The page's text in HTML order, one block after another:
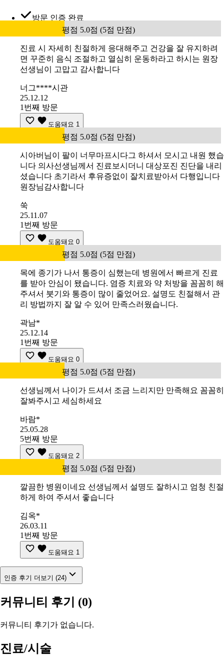
방문 인증 완료
평점 5.0점 (5점 만점)
진료 시 자세히 친절하게 응대해주고 건강을 잘 유지하려
면 꾸준히 음식 조절하고 열심히 운동하라고 하시는 원장
선생님이 고맙고 감사합니다
너그****시관
25.12.12
1번째 방문
도움돼요 1
평점 5.0점 (5점 만점)
시아버님이 팔이 너무마프시다그 하셔서 모시고 내원 했습
니다 의사선생님께서 진료보시더니 대상포진 진단을 내리
셨습니다 초기라서 후유증없이 잘치료받아서 다행입니다
원장님감사합니다
쑥
25.11.07
1번째 방문
도움돼요 0
평점 5.0점 (5점 만점)
목에 종기가 나서 통증이 심했는데 병원에서 빠르게 진료
를 받아 안심이 됐습니다. 염증 치료와 약 처방을 꼼꼼히 해
주셔서 붓기와 통증이 많이 줄었어요. 설명도 친절해서 관
리 방법까지 잘 알 수 있어 만족스러웠습니다.
곽남*
25.12.14
1번째 방문
도움돼요 0
평점 5.0점 (5점 만점)
선생님께서 나이가 드셔서 조금 느리지만 만족해요 꼼꼼히
잘봐주시고 세심하세요
바람*
25.05.28
5번째 방문
도움돼요 2
평점 5.0점 (5점 만점)
깔끔한 병원이네요 선생님께서 설명도 잘하시고 엄청 친절
하게 하여 주셔서 좋습니다
김옥*
26.03.11
1번째 방문
도움돼요 1
인증 후기 더보기 (24)
커뮤니티 후기 (0)
커뮤니티 후기가 없습니다.
진료/시술